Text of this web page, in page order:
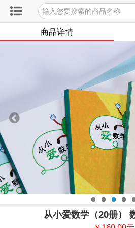
商品详情
从小爱数学（20册）